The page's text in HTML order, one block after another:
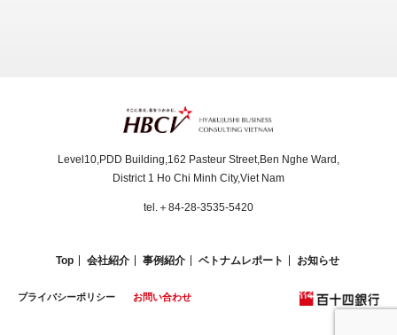
Level10,PDD Building,162 Pasteur Street,Ben Nghe Ward,
District 1 Ho Chi Minh City,Viet Nam
tel.＋84-28-3535-5420
Top 会社紹介 事例紹介 ベトナムレポート お知らせ
プライバシーポリシー お問い合わせ